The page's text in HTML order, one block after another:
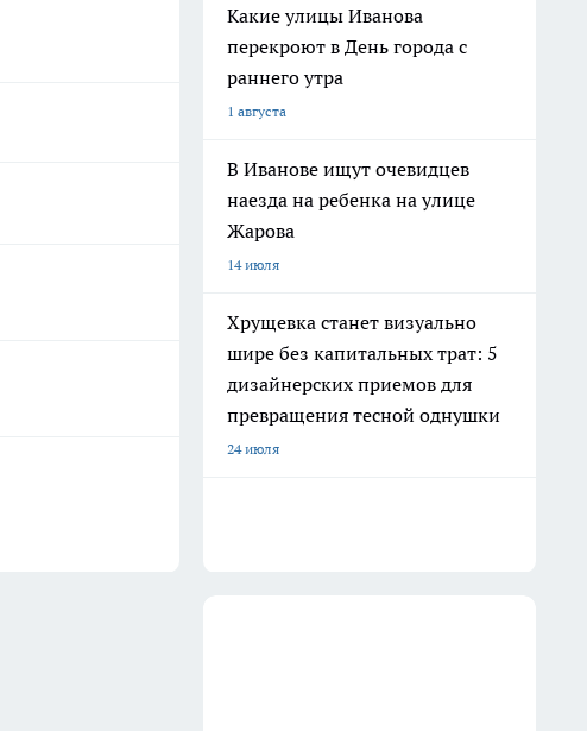
Какие улицы Иванова
перекроют в День города с
раннего утра
1 августа
В Иванове ищут очевидцев
наезда на ребенка на улице
Жарова
14 июля
Хрущевка станет визуально
шире без капитальных трат: 5
дизайнерских приемов для
превращения тесной однушки
24 июля